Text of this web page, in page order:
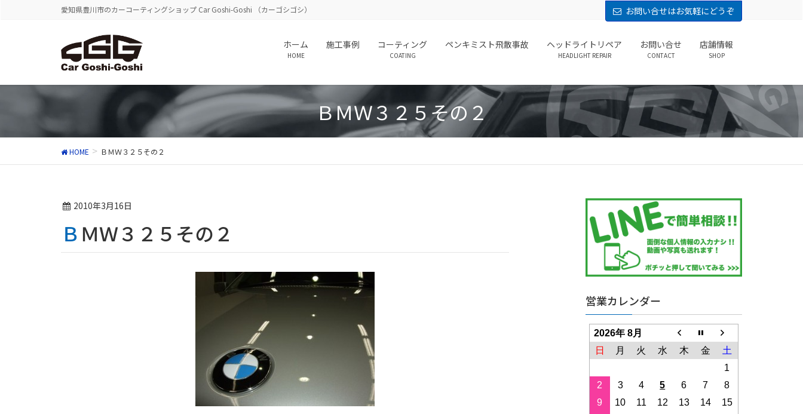
愛知県豊川市のカーコーティングショップ Car Goshi-Goshi （カーゴシゴシ） お問い合せはお気軽にどうぞ
ホーム
HOME
施工事例 コーティング
COATING
ペンキミスト飛散事故 ヘッドライトリペア
HEADLIGHT REPAIR
お問い合せ
CONTACT
店舗情報
SHOP
ＢＭＷ３２５その２
HOME ＢＭＷ３２５その２
2010年3月16日
ＢＭＷ３２５その２
営業カレンダー
2026年 8月
日
月 火 水 木 金
土
1
2
3 4 5 6 7
8
9
10 11 12 13 14
15